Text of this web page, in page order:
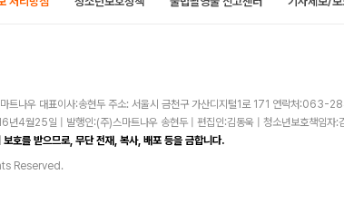
트나우 대표이사:송현두 주소: 서울시 금천구 가산디지털1로 171 연락처
4월25일 | 발행인:(주)스마트나우 송현두 | 편집인:김동욱 | 청소년보호책임자:
호를 받으므로, 무단 전재, 복사, 배포 등을 금합니다.
Reserved.